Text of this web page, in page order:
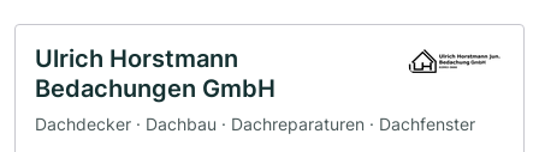
Ulrich Horstmann
Bedachungen GmbH
Dachdecker · Dachbau · Dachreparaturen · Dachfenster